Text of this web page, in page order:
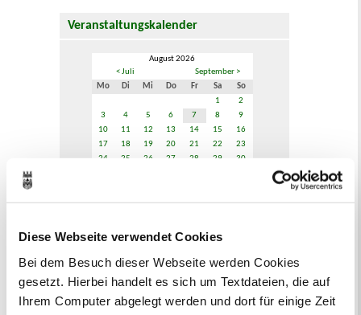
Diese Webseite verwendet Cookies
Bei dem Besuch dieser Webseite werden Cookies
gesetzt. Hierbei handelt es sich um Textdateien, die auf
Ihrem Computer abgelegt werden und dort für einige Zeit
Veranstaltungskalender
August 2026
< Juli
September >
Mo
Di Mi Do Fr Sa
So
1
2
3
4 5 6 7 8
9
10
11 12 13 14 15
16
17
18 19 20 21 22
23
24
25 26 27 28 29
30
Bürgerbeteiligung